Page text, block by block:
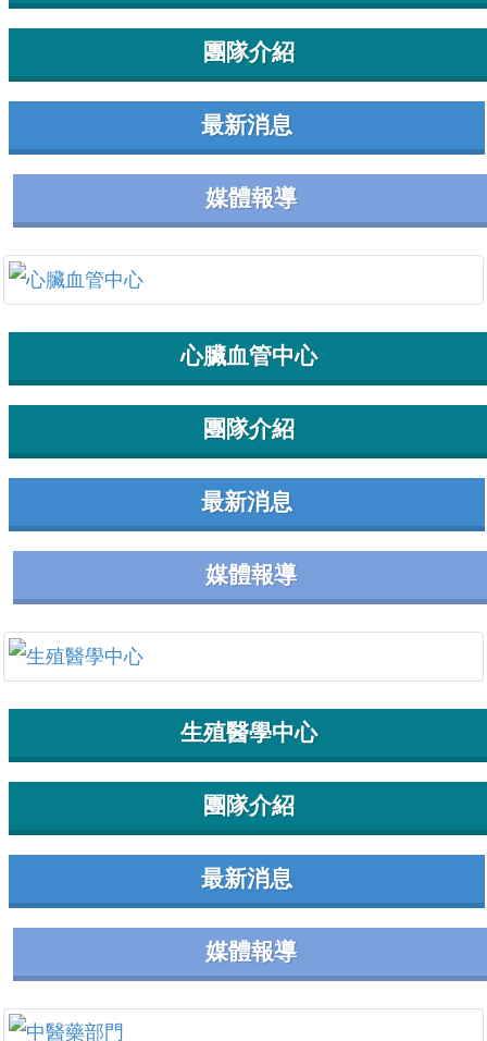
團隊介紹
最新消息
媒體報導
心臟血管中心
團隊介紹
最新消息
媒體報導
生殖醫學中心
團隊介紹
最新消息
媒體報導